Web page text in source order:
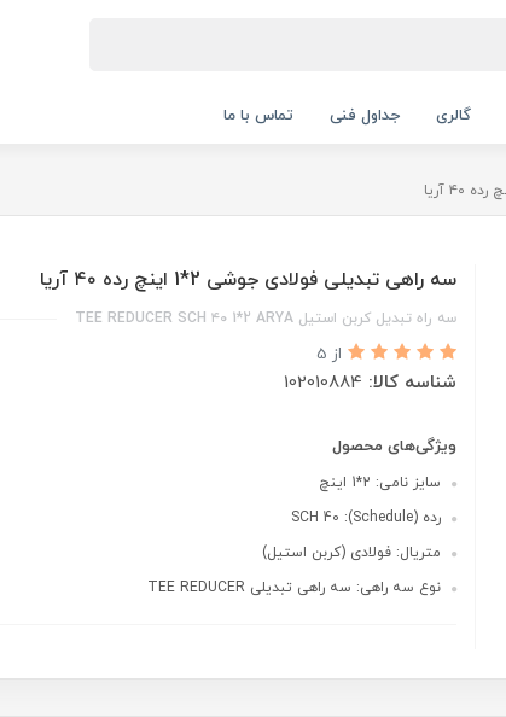
گالری جداول فنی تماس با ما
سه راهی تبدیلی فولادی جوشی 2*1 اینچ رده ۴۰ آریا
سه راه تبدیل کربن استیل TEE REDUCER SCH ۴۰ 1*2 ARYA
از 5
شناسه کالا: 102010884
ویژگی‌های محصول
سایز نامی: 2*1 اینچ
رده (Schedule): SCH 40
متریال: فولادی (کربن استیل)
نوع سه راهی: سه راهی تبدیلی TEE REDUCER